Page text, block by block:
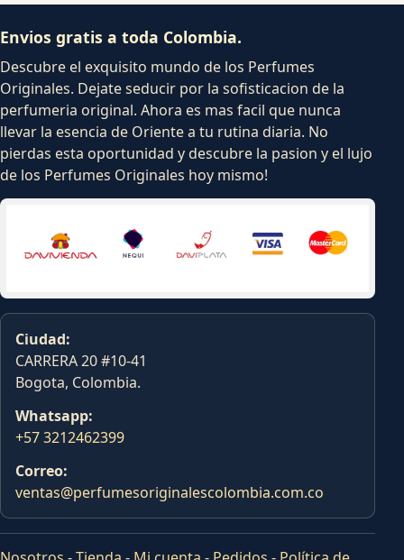
Envios gratis a toda Colombia.
Descubre el exquisito mundo de los Perfumes
Originales. Dejate seducir por la sofisticacion de la
perfumeria original. Ahora es mas facil que nunca
llevar la esencia de Oriente a tu rutina diaria. No
pierdas esta oportunidad y descubre la pasion y el lujo
de los Perfumes Originales hoy mismo!
Ciudad:
CARRERA 20 #10-41
Bogota, Colombia.
Whatsapp:
+57 3212462399
Correo:
ventas@perfumesoriginalescolombia.com.co